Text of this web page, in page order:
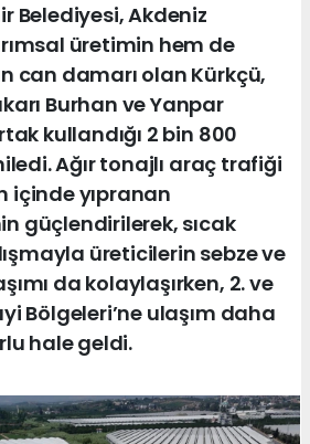
Belediyesi, Akdeniz
üretimin hem de
can damarı olan Kürkçü,
Burhan ve Yanpar
kullandığı 2 bin 800
Ağır tonajlı araç trafiği
içinde yıpranan
güçlendirilerek, sıcak
üreticilerin sebze ve
da kolaylaşırken, 2. ve
Bölgeleri’ne ulaşım daha
hale geldi.